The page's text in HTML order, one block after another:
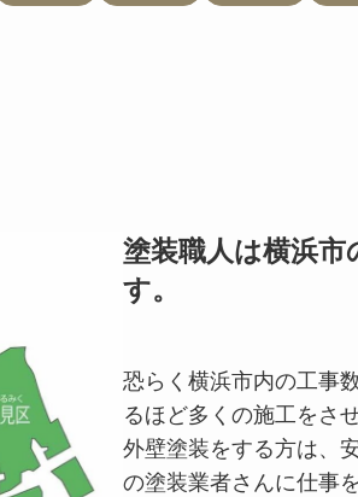
塗装職人は横浜市
す。
恐らく横浜市内の工事
るほど多くの施工をさ
外壁塗装をする方は、
の塗装業者さんに仕事